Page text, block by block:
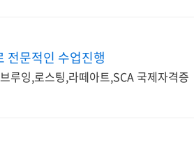
전문적인 수업진행
루잉,로스팅,라떼아트,SCA 국제자격증